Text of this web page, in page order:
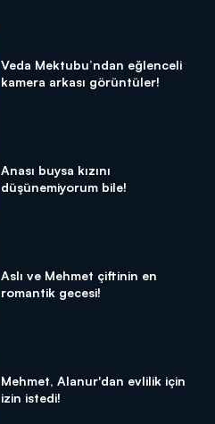
Veda Mektubu’ndan eğlenceli
kamera arkası görüntüler!
Anası buysa kızını
düşünemiyorum bile!
Aslı ve Mehmet çiftinin en
romantik gecesi!
Mehmet, Alanur'dan evlilik için
izin istedi!